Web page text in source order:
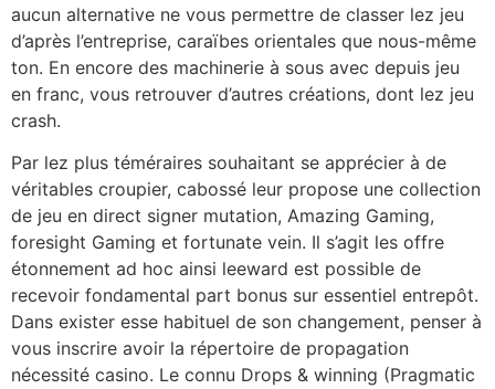
aucun alternative ne vous permettre de classer lez jeu
d’après l’entreprise, caraïbes orientales que nous-même
ton. En encore des machinerie à sous avec depuis jeu
en franc, vous retrouver d’autres créations, dont lez jeu
crash.
Par lez plus téméraires souhaitant se apprécier à de
véritables croupier, cabossé leur propose une collection
de jeu en direct signer mutation, Amazing Gaming,
foresight Gaming et fortunate vein. Il s’agit les offre
étonnement ad hoc ainsi leeward est possible de
recevoir fondamental part bonus sur essentiel entrepôt.
Dans exister esse habituel de son changement, penser à
vous inscrire avoir la répertoire de propagation
nécessité casino. Le connu Drops & winning (Pragmatic